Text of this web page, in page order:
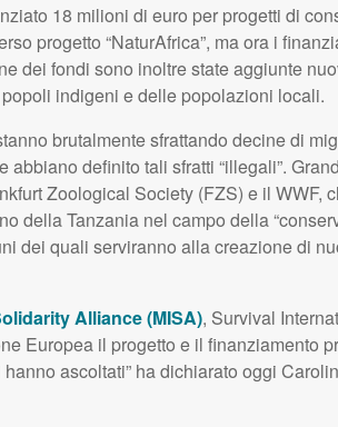
18 milioni di euro per progetti di
progetto “NaturAfrica”, ma ora i
dei fondi sono inoltre state aggiunte
indigeni e delle popolazioni locali.
brutalmente sfrattando decine di
abbiano definito tali sfratti “illegali”.
Zoological Society (FZS) e il WWF,
della Tanzania nel campo della
dei quali serviranno alla creazione di
Alliance (MISA), Survival
Europea il progetto e il finanziamento
ascoltati” ha dichiarato oggi